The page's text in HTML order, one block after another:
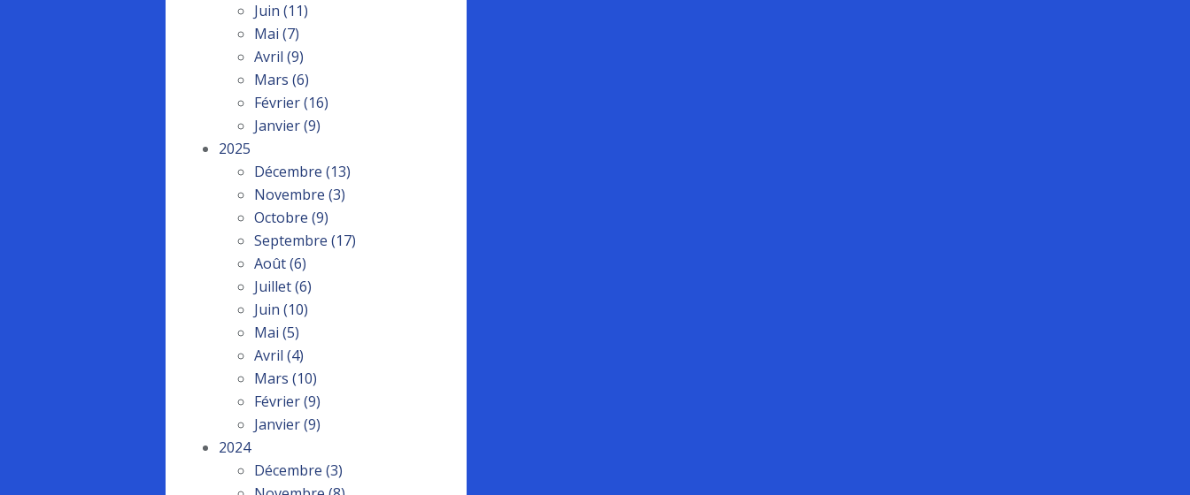
Juin (11)
Mai (7)
Avril (9)
Mars (6)
Février(16)
Janvier(9)
2025
Décembre (13)
Novembre (3)
Octobre (9)
Septembre (17)
Août(6)
Juillet(6)
Juin (10)
Mai (5)
Avril (4)
Mars (10)
Février(9)
Janvier(9)
2024
Décembre (3)